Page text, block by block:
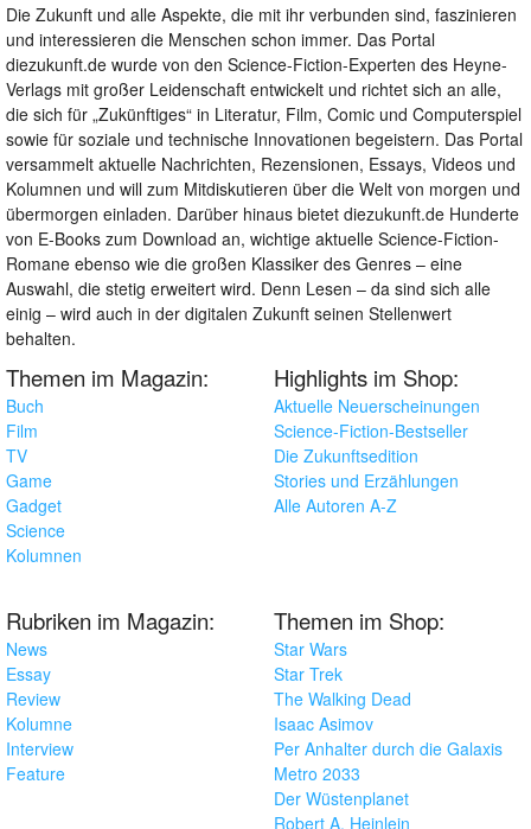
Die Zukunft und alle Aspekte, die mit ihr verbunden sind, faszinieren
und interessieren die Menschen schon immer. Das Portal
diezukunft.de wurde von den Science-Fiction-Experten des Heyne-
Verlags mit großer Leidenschaft entwickelt und richtet sich an alle,
die sich für „Zukünftiges“ in Literatur, Film, Comic und Computerspiel
sowie für soziale und technische Innovationen begeistern. Das Portal
versammelt aktuelle Nachrichten, Rezensionen, Essays, Videos und
Kolumnen und will zum Mitdiskutieren über die Welt von morgen und
übermorgen einladen. Darüber hinaus bietet diezukunft.de Hunderte
von E-Books zum Download an, wichtige aktuelle Science-Fiction-
Romane ebenso wie die großen Klassiker des Genres – eine
Auswahl, die stetig erweitert wird. Denn Lesen – da sind sich alle
einig – wird auch in der digitalen Zukunft seinen Stellenwert
behalten.
Themen im Magazin:
Buch
Film
TV
Game
Gadget
Science
Kolumnen
Highlights im Shop:
Aktuelle Neuerscheinungen
Science-Fiction-Bestseller
Die Zukunftsedition
Stories und Erzählungen
Alle Autoren A-Z
Rubriken im Magazin:
News
Essay
Review
Kolumne
Interview
Feature
Themen im Shop:
Star Wars
Star Trek
The Walking Dead
Isaac Asimov
Per Anhalter durch die Galaxis
Metro 2033
Der Wüstenplanet
Robert A. Heinlein